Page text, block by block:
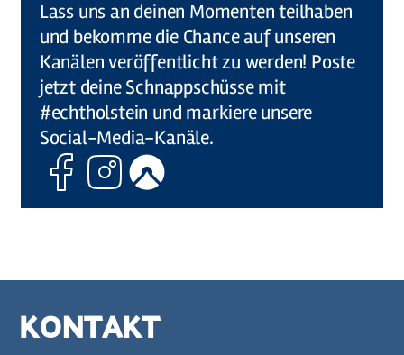
Lass uns an deinen Momenten teilhaben
und bekomme die Chance auf unseren
Kanälen veröffentlicht zu werden! Poste
jetzt deine Schnappschüsse mit
#echtholstein und markiere unsere
Social-Media-Kanäle.
FacebookInstagram
Komoot
KONTAKT